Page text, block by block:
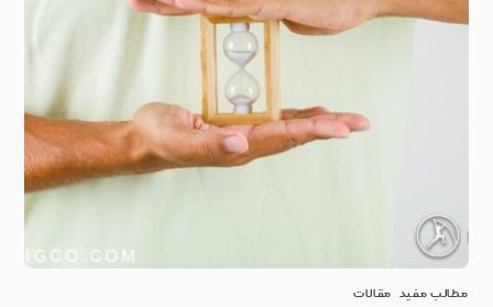
مطالب مفید مقالات